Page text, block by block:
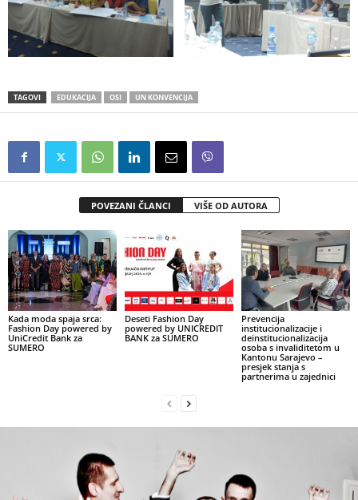
TAGOVI EDUKACIJA OSI UN KONVENCIJA
POVEZANI ČLANCI VIŠE OD AUTORA
Kada moda spaja srca:
Fashion Day powered by
UniCredit Bank za
SUMERO
Deseti Fashion Day
powered by UNICREDIT
BANK za SUMERO
Prevencija
institucionalizacije i
deinstitucionalizacija
osoba s invaliditetom u
Kantonu Sarajevo –
presjek stanja s
partnerima u zajednici